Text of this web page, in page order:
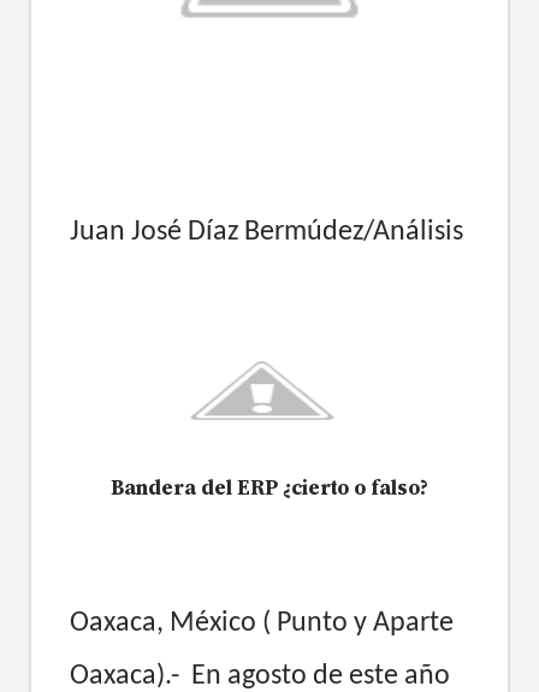
Juan José Díaz Bermúdez/Análisis
Bandera del ERP ¿cierto o falso?
Oaxaca, México ( Punto y Aparte
Oaxaca).- En agosto de este año